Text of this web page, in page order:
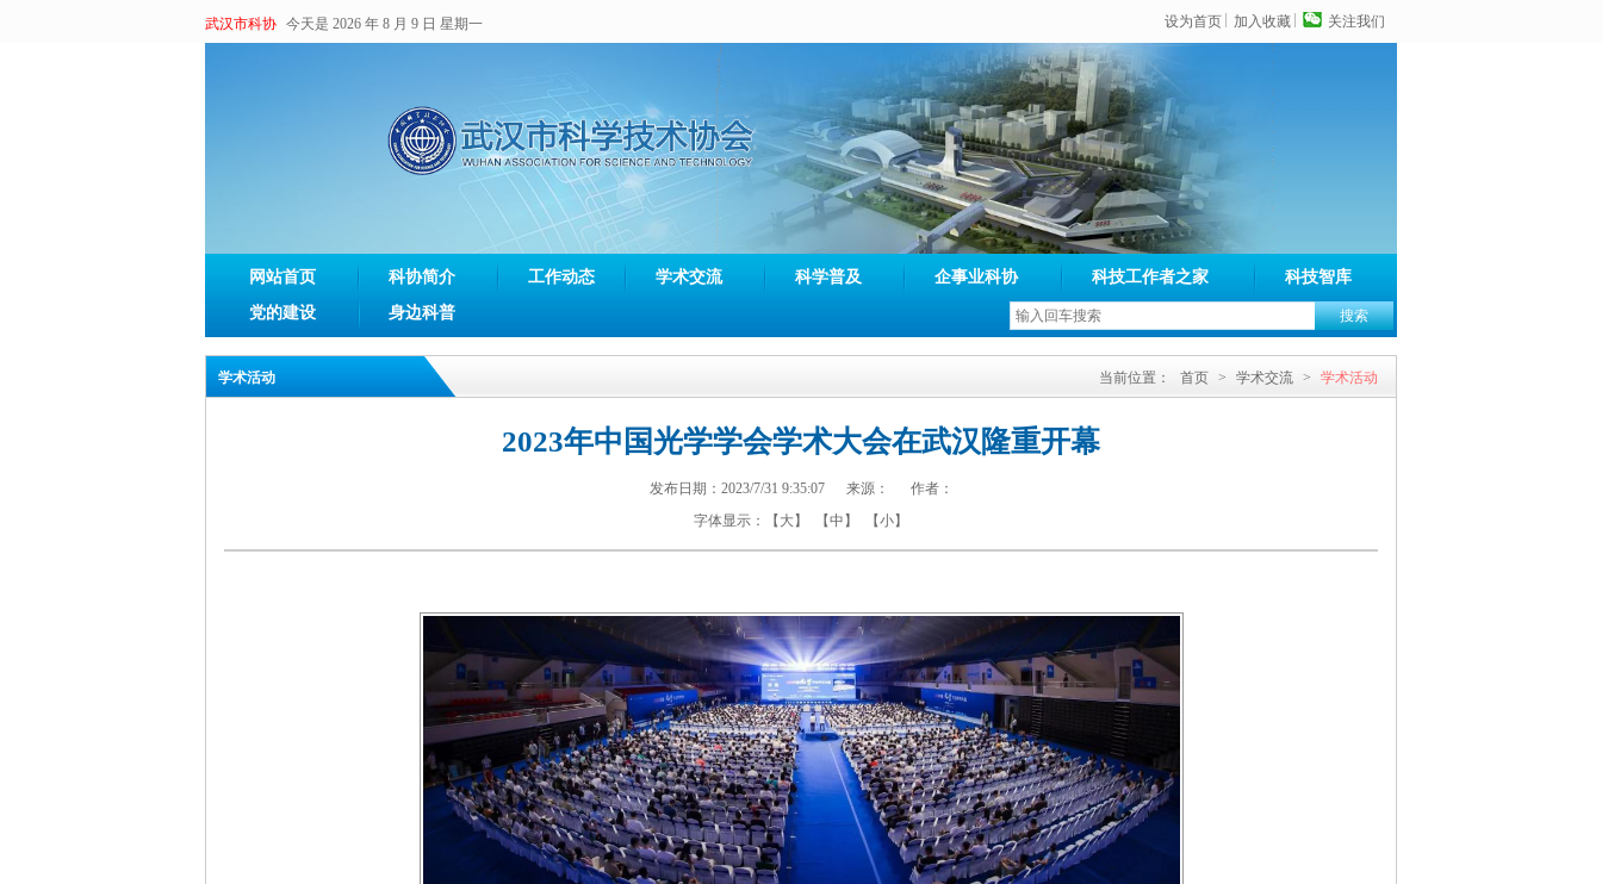
武汉市科协 今天是 2026 年 8 月 9 日 星期一 设为首页 加入收藏 关注我们
网站首页 科协简介 工作动态 学术交流 科学普及 企事业科协 科技工作者之家
科技智库
党的建设
身边科普
学术活动 当前位置： 首页 > 学术交流 > 学术活动
2023年中国光学学会学术大会在武汉隆重开幕
发布日期：2023/7/31 9:35:07 来源： 作者：
字体显示：
【大】 【中】 【小】